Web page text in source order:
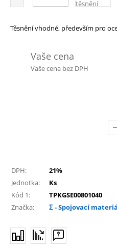
Těsnění vhodné, především pro
Vaše cena
Vaše cena bez DPH
DPH:
21%
Jednotka:
Ks
Kód 1:
TPKGSE00801040
Značka:
Σ - Spojovací